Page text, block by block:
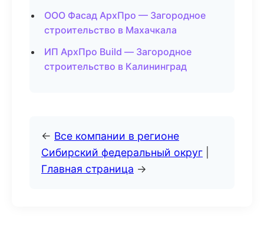
ООО Фасад АрхПро — Загородное
строительство в Махачкала
ИП АрхПро Build — Загородное
строительство в Калининград
← Все компании в регионе
Сибирский федеральный округ
Главная страница →